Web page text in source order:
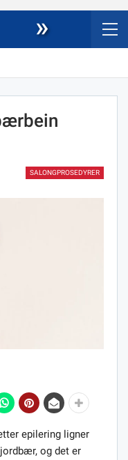
»
SALONGPROSEDYRER
epilering ligner
og det er